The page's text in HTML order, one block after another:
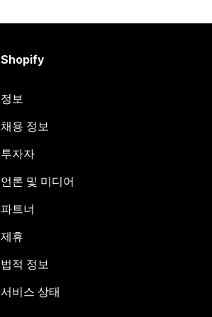
Shopify
정보
채용 정보
투자자
언론 및 미디어
파트너
제휴
법적 정보
서비스 상태